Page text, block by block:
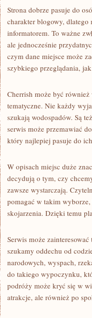
Strona dobrze pasuje do
charakter blogowy, dlatego
informatorem. To ważne
ale jednocześnie
czym dane miejsce może
szybkiego przeglądania,
Cherrish może być
tematyczne. Nie każdy
szukają wodospadów. Są
serwis może przemawiać
który najlepiej pasuje do
W opisach miejsc duże
decydują o tym, czy
zawsze wystarczają.
pomagać w takim
skojarzenia. Dzięki temu
Serwis może
szukamy oddechu od
narodowych, wyspach,
do takiego wypoczynku,
podróży może kryć się w
atrakcje, ale również po